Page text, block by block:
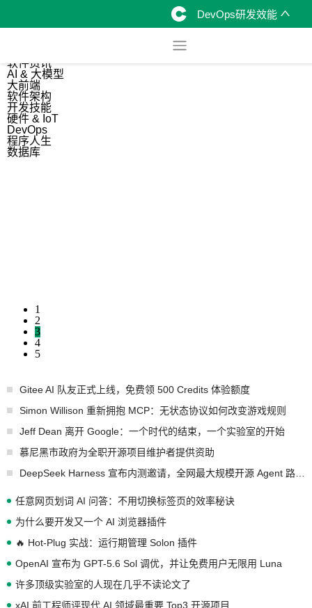
DevOps研发效能
软件资讯
AI & 大模型
大前端
软件架构
开发技能
硬件 & IoT
DevOps
程序人生
数据库
1
2
3
4
5
Gitee AI 队友正式上线，免费领 500 Credits 体验额度
Simon Willison 重新拥抱 MCP：无状态协议如何改变游戏规则
Jeff Dean 离开 Google：一个时代的结束，一个实验室的开始
慕尼黑市政府为全职开源项目维护者提供资助
任意网页划词 AI 问答：不用切换标签页的效率秘诀
为什么要开发又一个 AI 浏览器插件
🔥 Hot-Plug 实战：运行期管理 Solon 插件
OpenAI 宣布为 GPT-5.6 Sol 调优，并让免费用户无限用 Luna
许多顶级实验室的人现在几乎不读论文了
xAI 前工程师评现代 AI 领域最重要 Top3 开源项目